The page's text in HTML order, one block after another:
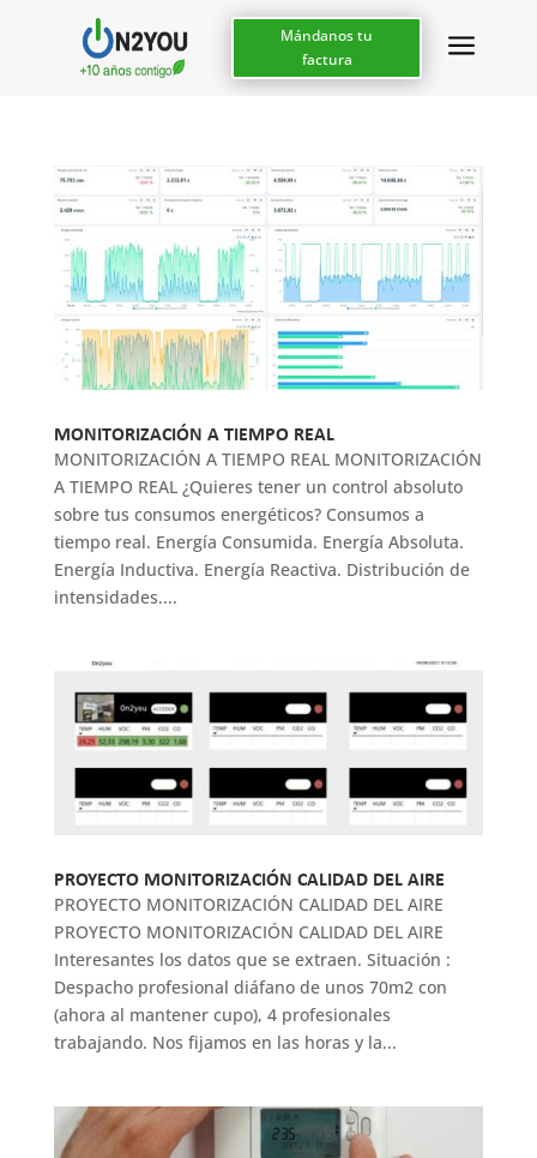
Mándanos tu
factura
a
MONITORIZACIÓN A TIEMPO REAL
MONITORIZACIÓN A TIEMPO REAL MONITORIZACIÓN
A TIEMPO REAL ¿Quieres tener un control absoluto
sobre tus consumos energéticos? Consumos a
tiempo real. Energía Consumida. Energía Absoluta.
Energía Inductiva. Energía Reactiva. Distribución de
intensidades....
PROYECTO MONITORIZACIÓN CALIDAD DEL AIRE
PROYECTO MONITORIZACIÓN CALIDAD DEL AIRE
PROYECTO MONITORIZACIÓN CALIDAD DEL AIRE
Interesantes los datos que se extraen. Situación :
Despacho profesional diáfano de unos 70m2 con
(ahora al mantener cupo), 4 profesionales
trabajando. Nos fijamos en las horas y la...